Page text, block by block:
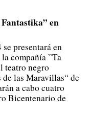
en
presentará en
compañía ”Ta
teatro negro
las Maravillas“ de
a cabo cuatro
Bicentenario de